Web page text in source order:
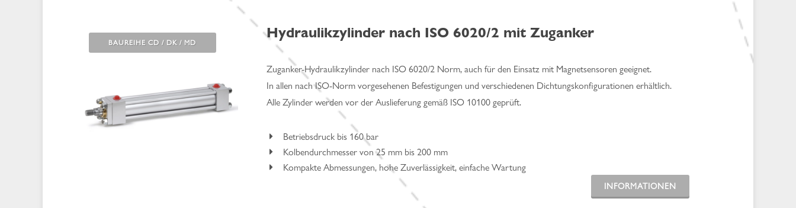
BAUREIHE CD / DK / MD
Hydraulikzylinder nach ISO 6020/2 mit Zuganker
Zuganker-Hydraulikzylinder nach ISO 6020/2 Norm, auch für den Einsatz mit Magnetsensoren geeignet.
In allen nach ISO-Norm vorgesehenen Befestigungen und verschiedenen Dichtungskonfigurationen erhältlich.
Alle Zylinder werden vor der Auslieferung gemäß ISO 10100 geprüft.
Betriebsdruck bis 160 bar
Kolbendurchmesser von 25 mm bis 200 mm
Kompakte Abmessungen, hohe Zuverlässigkeit, einfache Wartung
INFORMATIONEN